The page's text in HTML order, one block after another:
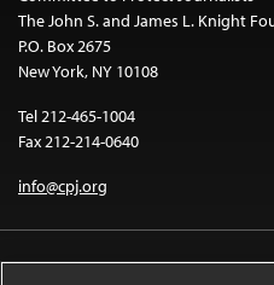
The John S. and James L. Knight
P.O. Box 2675
New York, NY 10108
Tel 212-465-1004
Fax 212-214-0640
info@cpj.org